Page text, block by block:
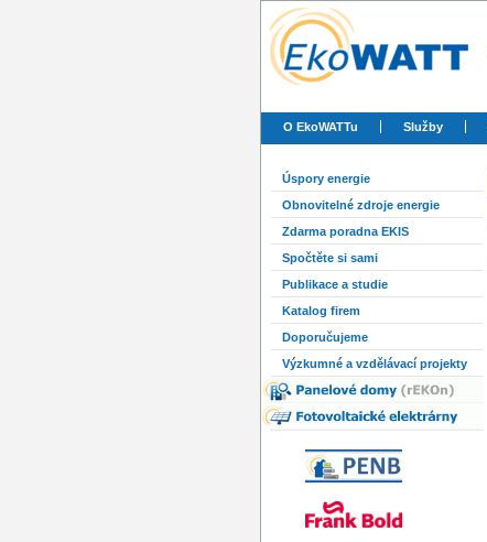
O EkoWATTu Služby
Úspory energie
Obnovitelné zdroje energie
Zdarma poradna EKIS
Spočtěte si sami
Publikace a studie
Katalog firem
Doporučujeme
Výzkumné a vzdělávací projekty